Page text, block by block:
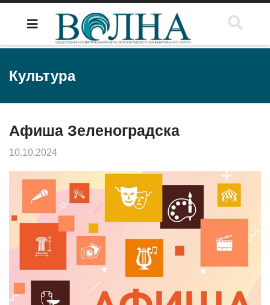
Культура
Афиша Зеленоградска
10.10.2024